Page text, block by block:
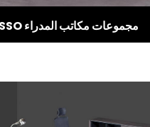
RUSSO مجموعات مكاتب المدراء